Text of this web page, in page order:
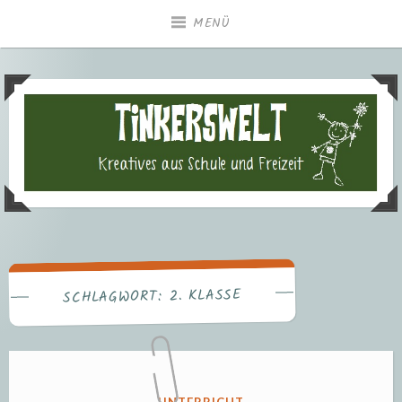
MENÜ
Tinkerswelt – Kreatives aus
Freizeit und Schule
SCHLAGWORT: 2. KLASSE